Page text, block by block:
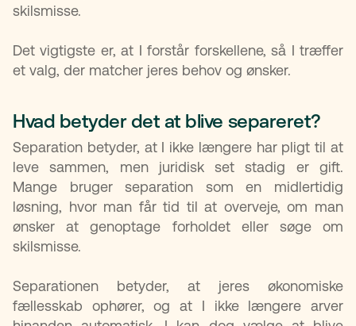
skilsmisse.
Det vigtigste er, at I forstår forskellene, så I træffer
et valg, der matcher jeres behov og ønsker.
Hvad betyder det at blive separeret?​
Separation betyder, at I ikke længere har pligt til at
leve sammen, men juridisk set stadig er gift.
Mange bruger separation som en midlertidig
løsning, hvor man får tid til at overveje, om man
ønsker at genoptage forholdet eller søge om
skilsmisse.
Separationen betyder, at jeres økonomiske
fællesskab ophører, og at I ikke længere arver